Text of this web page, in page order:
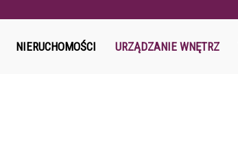
NIERUCHOMOŚCI URZĄDZANIE WNĘTRZ